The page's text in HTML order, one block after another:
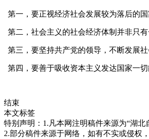
第一，要正视经济社会发展较为落后的
第二，社会主义的社会经济体制并非只
第三，要坚持共产党的领导，不断发展
第四，要善于吸收资本主义发达国家一
结束
本文标签
特别声明：1.凡本网注明稿件来源为“湖北
2.部分稿件来源于网络，如有不实或侵权